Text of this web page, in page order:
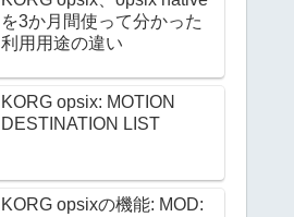
を3か月間使って分かった
利用用途の違い
KORG opsix: MOTION
DESTINATION LIST
KORG opsixの機能: MOD: